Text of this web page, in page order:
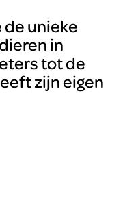
de unieke
in
tot de
zijn eigen